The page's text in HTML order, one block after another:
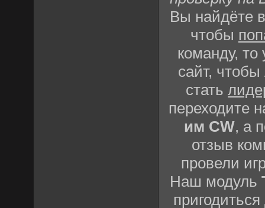
Вы найдёте
чтобы
команду, то
сайт,
стать
переходите
им CW, а
отзыв
провели
Наш модуль